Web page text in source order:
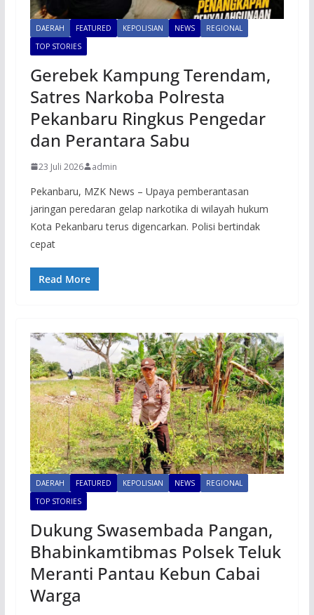
DAERAH FEATURED KEPOLISIAN NEWS
REGIONAL
TOP STORIES
Gerebek Kampung Terendam,
Satres Narkoba Polresta
Pekanbaru Ringkus Pengedar
dan Perantara Sabu
23 Juli 2026 admin
Pekanbaru, MZK News – Upaya pemberantasan
jaringan peredaran gelap narkotika di wilayah hukum
Kota Pekanbaru terus digencarkan. Polisi bertindak
cepat
Read More
DAERAH FEATURED KEPOLISIAN NEWS
REGIONAL
TOP STORIES
Dukung Swasembada Pangan,
Bhabinkamtibmas Polsek Teluk
Meranti Pantau Kebun Cabai
Warga